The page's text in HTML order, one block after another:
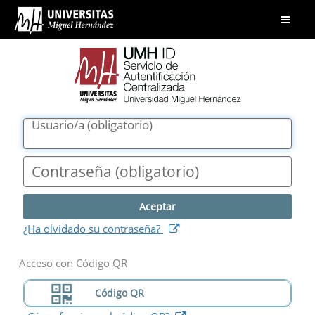
UMH
ID.
Servicio
Autentificación
Centralizada.
Universidad
Miguel
Hernández
Abrir
Usuario/a (obligatorio)
Contraseña (obligatorio)
¿Ha olvidado su contraseña? abre
Acceso con Código QR
Código QR